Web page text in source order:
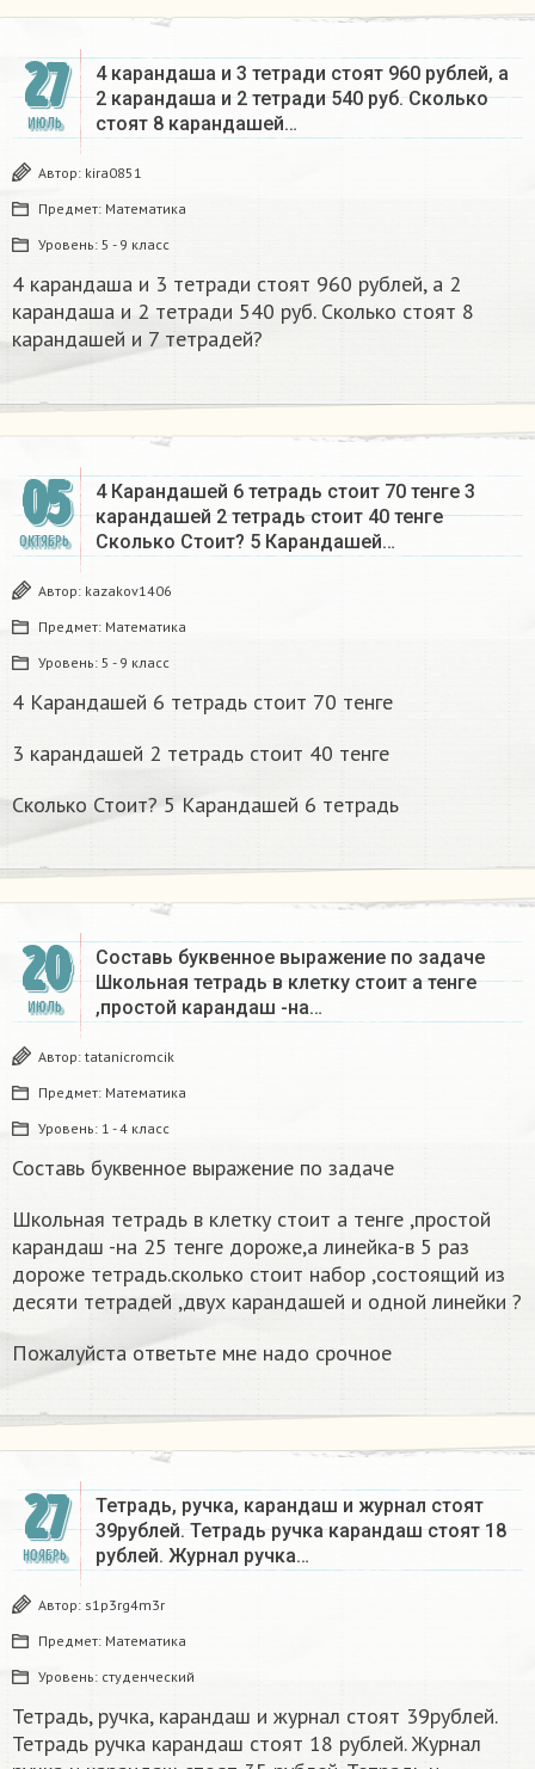
27
ИЮЛЬ
4 карандаша и 3 тетради стоят 960 рублей, а
2 карандаша и 2 тетради 540 руб. Сколько
стоят 8 карандашей…
Автор: kira0851
Предмет: Математика
Уровень: 5 - 9 класс
4 карандаша и 3 тетради стоят 960 рублей, а 2
карандаша и 2 тетради 540 руб. Сколько стоят 8
карандашей и 7 тетрадей?
05
ОКТЯБРЬ
4 Карандашей 6 тетрадь стоит 70 тенге 3
карандашей 2 тетрадь стоит 40 тенге
Сколько Стоит? 5 Карандашей…
Автор: kazakov1406
Предмет: Математика
Уровень: 5 - 9 класс
4 Карандашей 6 тетрадь стоит 70 тенге
3 карандашей 2 тетрадь стоит 40 тенге
Сколько Стоит? 5 Карандашей 6 тетрадь
20
ИЮЛЬ
Составь буквенное выражение по задаче
Школьная тетрадь в клетку стоит а тенге
,простой карандаш -на…
Автор: tatanicromcik
Предмет: Математика
Уровень: 1 - 4 класс
Составь буквенное выражение по задаче
Школьная тетрадь в клетку стоит а тенге ,простой
карандаш -на 25 тенге дороже,а линейка-в 5 раз
дороже тетрадь.сколько стоит набор ,состоящий из
десяти тетрадей ,двух карандашей и одной линейки ?
Пожалуйста ответьте мне надо срочное
27
НОЯБРЬ
Тетрадь, ручка, карандаш и журнал стоят
39рублей. Тетрадь ручка карандаш стоят 18
рублей. Журнал ручка…
Автор: s1p3rg4m3r
Предмет: Математика
Уровень: студенческий
Тетрадь, ручка, карандаш и журнал стоят 39рублей.
Тетрадь ручка карандаш стоят 18 рублей. Журнал